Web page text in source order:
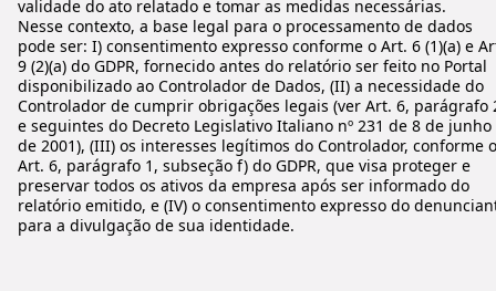
validade do ato relatado e tomar as medidas necessárias.
Nesse contexto, a base legal para o processamento de dados
pode ser: I) consentimento expresso conforme o Art. 6 (1)(a) e
9 (2)(a) do GDPR, fornecido antes do relatório ser feito no Portal
disponibilizado ao Controlador de Dados, (II) a necessidade do
Controlador de cumprir obrigações legais (ver Art. 6, parágrafo
e seguintes do Decreto Legislativo Italiano nº 231 de 8 de junho
de 2001), (III) os interesses legítimos do Controlador, conforme o
Art. 6, parágrafo 1, subseção f) do GDPR, que visa proteger e
preservar todos os ativos da empresa após ser informado do
relatório emitido, e (IV) o consentimento expresso do
para a divulgação de sua identidade.